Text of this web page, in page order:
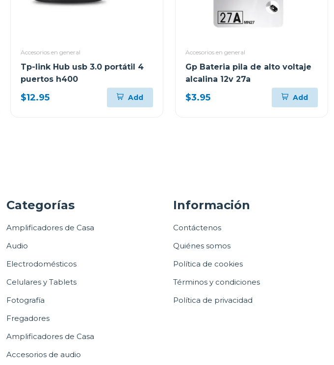
Accesorios en general
Tp-link Hub usb 3.0 portátil 4
puertos h400
$12.95 Add
Accesorios en general
Gp Bateria pila de alto voltaje
alcalina 12v 27a
$3.95 Add
Categorías
Amplificadores de Casa
Audio
Electrodomésticos
Celulares y Tablets
Fotografía
Fregadores
Amplificadores de Casa
Accesorios de audio
Información
Contáctenos
Quiénes somos
Política de cookies
Términos y condiciones
Política de privacidad